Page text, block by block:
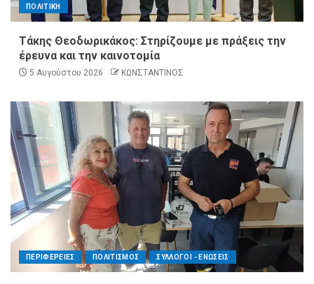
ΠΟΛΙΤΙΚΗ
Τάκης Θεοδωρικάκος: Στηρίζουμε με πράξεις την
έρευνα και την καινοτομία
5 Αυγούστου 2026 ΚΩΝΣΤΑΝΤΙΝΟΣ
ΠΕΡΙΦΕΡΕΙΕΣ ΠΟΛΙΤΙΣΜΟΣ ΣΥΛΛΟΓΟΙ - ΕΝΩΣΕΙΣ